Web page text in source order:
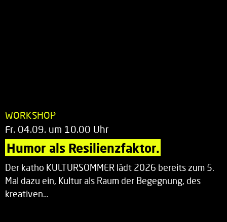
WORKSHOP
Fr. 04.09. um 10.00 Uhr
Humor als Resilienzfaktor.
Der katho KULTURSOMMER lädt 2026 bereits zum 5.
Mal dazu ein, Kultur als Raum der Begegnung, des
kreativen…